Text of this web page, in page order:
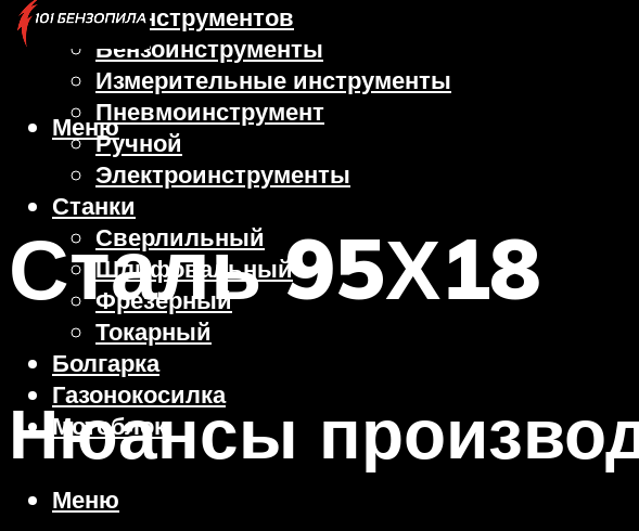
Виды инструментов
Бензоинструменты
Измерительные инструменты
Пневмоинструмент
Ручной
Электроинструменты
Станки
Сверлильный
Шлифовальный
Фрезерный
Токарный
Болгарка
Газонокосилка
Мотоблок
Меню
Меню
Сталь 95Х18
Нюансы